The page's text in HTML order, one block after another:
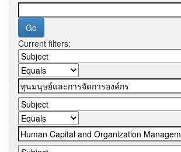
Current filters: